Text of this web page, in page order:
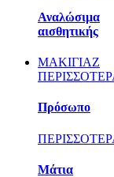
Αναλώσιμα
αισθητικής
ΜΑΚΙΓΙΑΖ
Πρόσωπο
Μάτια